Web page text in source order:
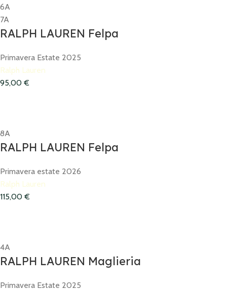
6A
7A
RALPH LAUREN Felpa
Primavera Estate 2025
Ralph Lauren
95,00 €
8A
RALPH LAUREN Felpa
Primavera estate 2026
Ralph Lauren
115,00 €
4A
RALPH LAUREN Maglieria
Primavera Estate 2025